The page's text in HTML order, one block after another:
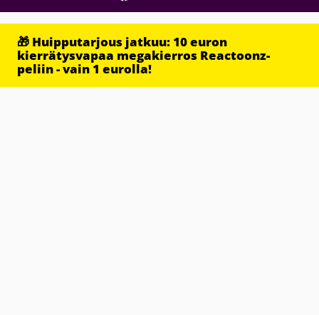
🎁 Huipputarjous jatkuu: 10 euron
kierrätysvapaa megakierros Reactoonz-
peliin - vain 1 eurolla!